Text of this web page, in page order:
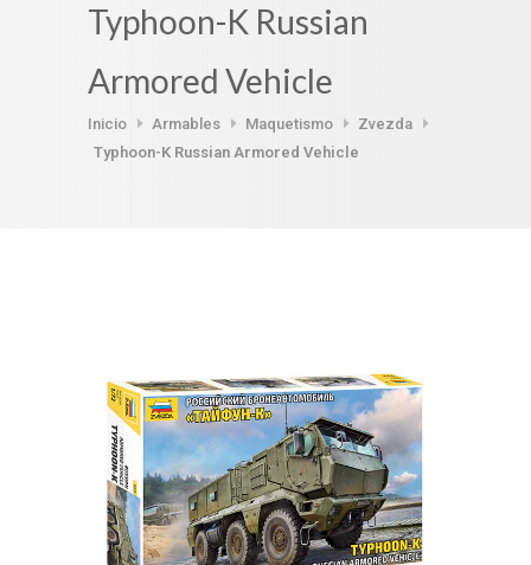
Typhoon-K Russian
Armored Vehicle
Inicio Armables Maquetismo
Zvezda
Typhoon-K Russian Armored Vehicle